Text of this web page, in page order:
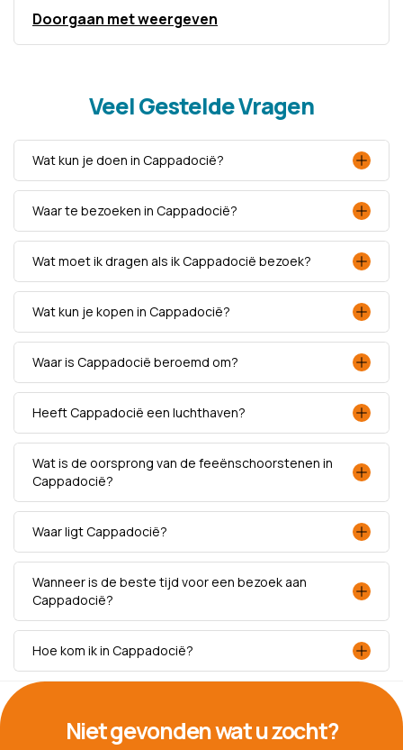
jeep- en ATV-safari’s, paardrijtochten, ceremonies van
wervelende derwisjen, de Cappadocië bij nacht-tour en
Elke excursie wordt geleid door deskundige gidsen,
Doorgaan met weergeven
Veel Gestelde Vragen
Wat kun je doen in Cappadocië?
Waar te bezoeken in Cappadocië?
Wat moet ik dragen als ik Cappadocië bezoek?
Wat kun je kopen in Cappadocië?
Waar is Cappadocië beroemd om?
Heeft Cappadocië een luchthaven?
Wat is de oorsprong van de feeënschoorstenen in
Cappadocië?
Waar ligt Cappadocië?
Wanneer is de beste tijd voor een bezoek aan
Cappadocië?
Hoe kom ik in Cappadocië?
Niet gevonden wat u zocht?